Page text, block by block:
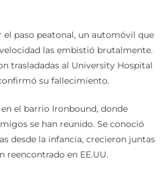
el paso peatonal, un automóvil que
las embistió brutalmente.
trasladadas al University Hospital
su fallecimiento.
el barrio Ironbound, donde
se han reunido. Se conoció
desde la infancia, crecieron juntas
reencontrado en EE.UU.